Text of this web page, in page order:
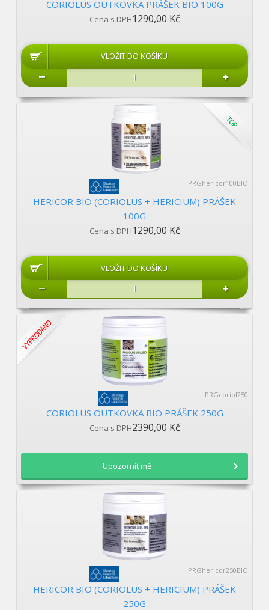
CORIOLUS OUTKOVKA PRÁŠEK BIO 100G
Cena s DPH1290,00 Kč
PRGhericor100BIO
HERICOR BIO (CORIOLUS + HERICIUM) PRÁŠEK
100G
Cena s DPH1290,00 Kč
PRGcoriol250
CORIOLUS OUTKOVKA BIO PRÁŠEK 250G
Cena s DPH2390,00 Kč
Upozornit mě
PRGhericor250BIO
HERICOR BIO (CORIOLUS + HERICIUM) PRÁŠEK
250G